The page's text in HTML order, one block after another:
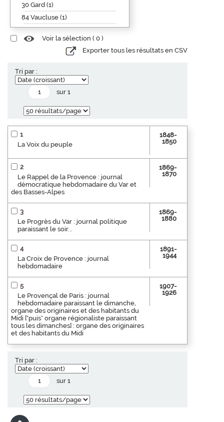
30 Gard (1)
84 Vaucluse (1)
Voir la sélection ( 0 )
Exporter tous les résultats en CSV
Tri par :
sur 1
1
La Voix du peuple
1848-
1850
2
Le Rappel de la Provence : journal
démocratique hebdomadaire du Var et
des Basses-Alpes
1869-
1870
3
Le Progrès du Var : journal politique
paraissant le soir...
1869-
1880
4
La Croix de Provence : journal
hebdomadaire
1891-
1944
5
Le Provençal de Paris : journal
hebdomadaire paraissant le dimanche,
organe des originaires et des habitants du
Midi ["puis" organe régionaliste paraissant
tous les dimanches] : organe des originaires
et des habitants du Midi
1907-
1926
Tri par :
sur 1